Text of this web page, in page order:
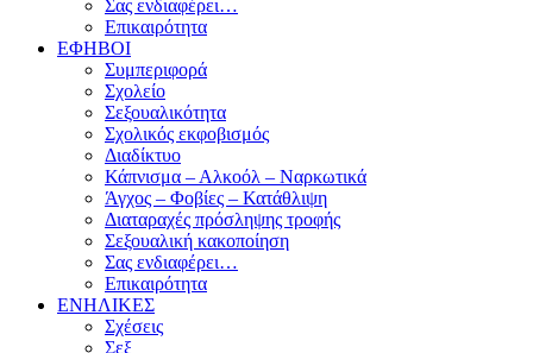
Σας ενδιαφέρει…
Επικαιρότητα
ΕΦΗΒΟΙ
Συμπεριφορά
Σχολείο
Σεξουαλικότητα
Σχολικός εκφοβισμός
Διαδίκτυο
Κάπνισμα – Αλκοόλ – Ναρκωτικά
Άγχος – Φοβίες – Κατάθλιψη
Διαταραχές πρόσληψης τροφής
Σεξουαλική κακοποίηση
Σας ενδιαφέρει…
Επικαιρότητα
ΕΝΗΛΙΚΕΣ
Σχέσεις
Σεξ